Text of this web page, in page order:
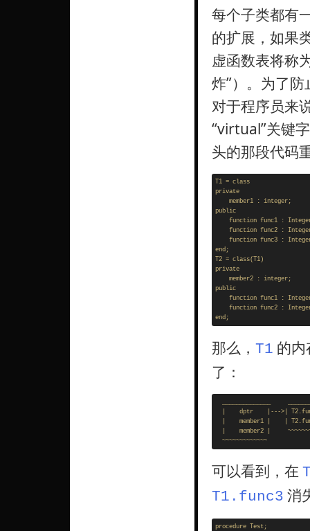
每个子类都有
的扩展，如果
虚函数表将称
炸”）。为了
对于程序员来
“virtual”关键
头的那段代码
T1 = class
private
    member1 : integer;
public
function func1 :
function func2 :
function func3 :
end;
T2 = class(T1)
private
    member2 : integer;
public
function func1 :
function func2 :
那么， T1 的
了：
|    dptr    |--->|
|    member1 |    |
|    member2 |
可以看到，在
T1.func3 消
procedure Test;